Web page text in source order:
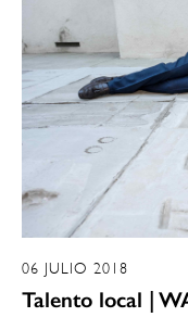
06 JULIO 2018
Talento local |